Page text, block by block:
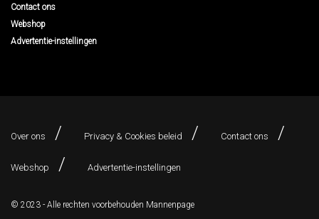
Contact ons
Webshop
Advertentie-instellingen
Over ons Privacy & Cookies beleid Contact ons
Webshop Advertentie-instellingen
© 2023 - Alle rechten voorbehouden Mannenpage